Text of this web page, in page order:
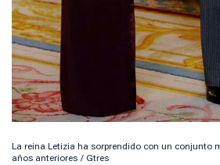
La reina Letizia ha sorprendido con un conjunto
años anteriores / Gtres